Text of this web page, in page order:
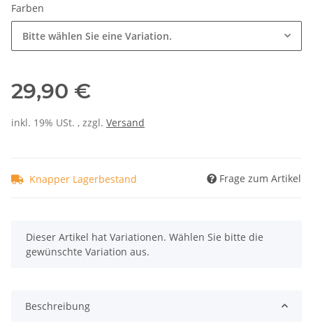
Farben
Bitte wählen Sie eine Variation.
29,90 €
inkl. 19% USt. , zzgl. Versand
Knapper Lagerbestand Frage zum Artikel
x
Dieser Artikel hat Variationen. Wählen Sie bitte die
gewünschte Variation aus.
Beschreibung